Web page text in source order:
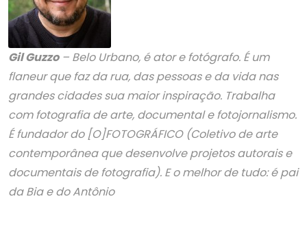
Gil Guzzo– Belo Urbano, é ator e fotógrafo. É um
flaneur que faz da rua, das pessoas e da vida nas
grandes cidades sua maior inspiração. Trabalha
com fotografia de arte, documental e fotojornalismo.
É fundador do [O]FOTOGRÁFICO (Coletivo de arte
contemporânea que desenvolve projetos autorais e
documentais de fotografia). E o melhor de tudo: é pai
da Bia e do Antônio